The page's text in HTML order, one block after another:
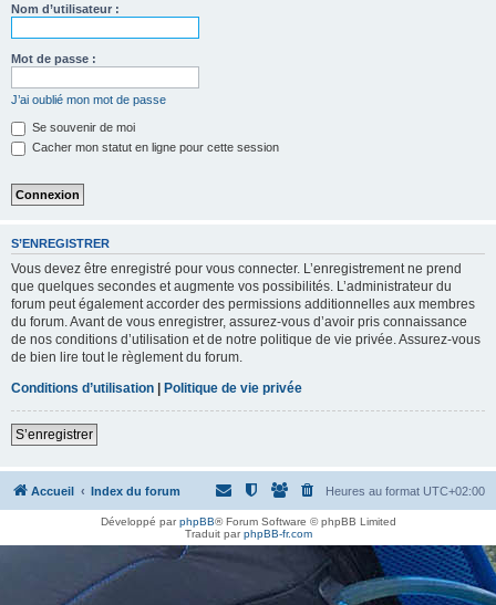
Nom d’utilisateur :
Mot de passe :
J’ai oublié mon mot de passe
Se souvenir de moi
Cacher mon statut en ligne pour cette session
S’ENREGISTRER
Vous devez être enregistré pour vous connecter. L’enregistrement ne prend
que quelques secondes et augmente vos possibilités. L’administrateur du
forum peut également accorder des permissions additionnelles aux membres
du forum. Avant de vous enregistrer, assurez-vous d’avoir pris connaissance
de nos conditions d’utilisation et de notre politique de vie privée. Assurez-vous
de bien lire tout le règlement du forum.
Conditions d’utilisation
Politique de vie privée
S’enregistrer
Accueil Index du forum Heures au format UTC+02:00
Développé parphpBB® Forum Software © phpBB Limited
Traduit parphpBB-fr.com